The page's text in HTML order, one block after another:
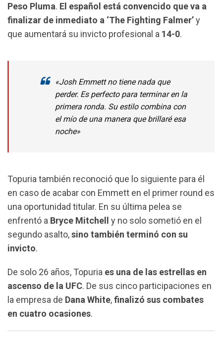
o
k
p
p
a
m
Peso Pluma. El español está convencido que va a
finalizar de inmediato a ‘The Fighting Falmer’y
que aumentará su invicto profesional a 14-0.
«Josh Emmett no tiene nada que
perder. Es perfecto para terminar en la
primera ronda. Su estilo combina con
el mío de una manera que brillaré esa
noche»
Topuria también reconoció que lo siguiente para él
en caso de acabar con Emmett en el primer round es
una oportunidad titular. En su última pelea se
enfrentó a Bryce Mitchell y no solo sometió en el
segundo asalto,sino también terminó con su
invicto.
De solo 26 años, Topuria es una de las estrellas en
ascenso de la UFC. De sus cinco participaciones en
la empresa de Dana White,finalizó sus combates
en cuatro ocasiones.